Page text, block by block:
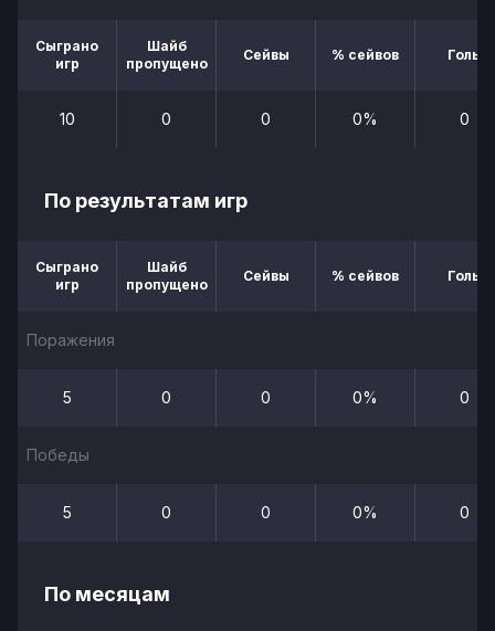
Сыграно
игр
Шайб
пропущено
Сейвы % сейвов Голы
10 0 0 0% 0
По результатам игр
Сыграно
игр
Шайб
пропущено
Сейвы % сейвов Голы
Поражения
5 0 0 0% 0
Победы
5 0 0 0% 0
По месяцам